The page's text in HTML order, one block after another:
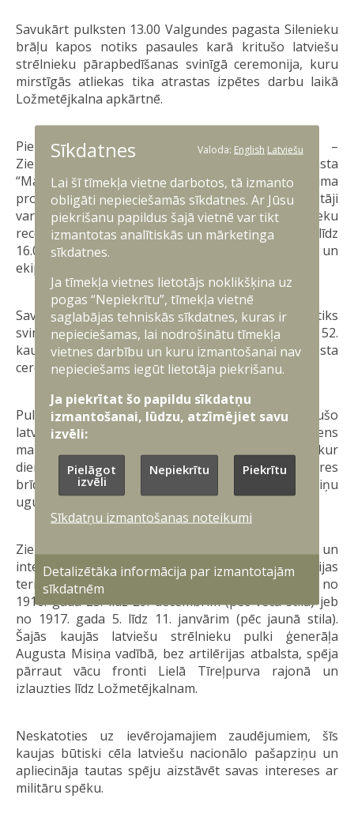
Savukārt pulksten 13.00 Valgundes pagasta Silenieku
brāļu kapos notiks pasaules karā kritušo latviešu
strēlnieku pārapbedīšanas svinīgā ceremonija, kuru
mirstīgās atliekas tika atrastas izpētes darbu laikā
Ložmetējkalna apkārtnē.
Piemiņas pasākumu centrālajā norises vietā –
Ziemassvētku kauju muzejā Valgundes pagasta
“Mangaļos” – plānota plaša atceres pasākuma
programma. No pulksten 11.00 līdz 16.00 apmeklētāji
varēs baudīt tēju, kas gatavota pēc strēlnieku
receptes uz ugunskura, bet no pulksten 12.00 lı̄dz
16.00 būs aplūkojama Latvijas armijas bruņojuma un
ekipējuma izstādē.
Savukārt no pulksten 15.20 muzeja teritorijā notiks
svinīgais jaunsargu solījums un Zemessardzes 52.
kaujas atbalsta bataljona zemessargu zvēresta
ceremonija.
Pulksten 16.00, godinot Ziemassvētku kaujās kritušo
latviešu karavīru varonību, notiks lāpu gājiens
maršrutā no “Mangal̦iem” līdz Ložmetējkalnam, kur
dienas noslēgumā pulksten 17.30 notiks atceres
brīdis. Tradicionāli Ložmetējkalnā tiks iedegti atmiņu
ugunskuri un būs iespēja baudīt karstu tēju.
Ziemassvētku kaujas bija vienas no lielākajām un
intensīvākajām kaujām, kas norisinājās Latvijas
teritorijā Pirmā pasaules kara laikā. Tās notika no
1916. gada 23. līdz 29. decembrim (pēc vecā stila) jeb
no 1917. gada 5. līdz 11. janvārim (pēc jaunā stila).
Šajās kaujās latviešu strēlnieku pulki ģenerāļa
Augusta Misiņa vadībā, bez artilērijas atbalsta, spēja
pārraut vācu fronti Lielā Tīreļpurva rajonā un
izlauzties līdz Ložmetējkalnam.
Neskatoties uz ievērojamajiem zaudējumiem, šīs
kaujas būtiski cēla latviešu nacionālo pašapziņu un
apliecināja tautas spēju aizstāvēt savas intereses ar
militāru spēku.
Sīkdatnes Valoda: English Latviešu
Lai šī tīmekļa vietne darbotos, tā izmanto
obligāti nepieciešamās sīkdatnes. Ar Jūsu
piekrišanu papildus šajā vietnē var tikt
izmantotas analītiskās un mārketinga
sīkdatnes.
Ja tīmekļa vietnes lietotājs noklikšķina uz
pogas “Nepiekrītu”, tīmekļa vietnē
saglabājas tehniskās sīkdatnes, kuras ir
nepieciešamas, lai nodrošinātu tīmekļa
vietnes darbību un kuru izmantošanai nav
nepieciešams iegūt lietotāja piekrišanu.
Ja piekrītat šo papildu sīkdatņu
izmantošanai, lūdzu, atzīmējiet savu
izvēli:
Pielāgot
izvēli
Nepiekrītu Piekrītu
Sīkdatņu izmantošanas noteikumi
Detalizētāka informācija par izmantotajām
sīkdatnēm